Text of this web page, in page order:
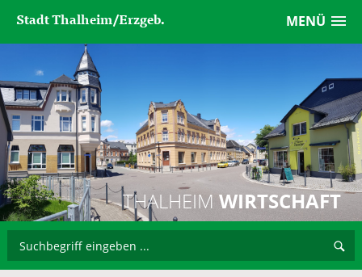
MENÜ
Stadt Thalheim/Erzgeb.
THALHEIM WIRTSCHAFT